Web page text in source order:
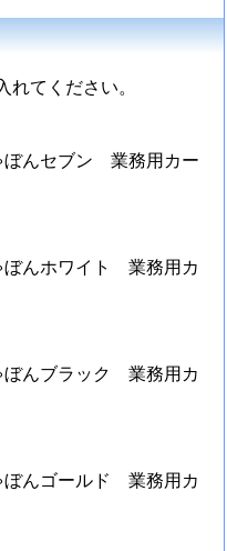
てください。
ぼんセブン 業務用カー
ぼんホワイト 業務用カ
ぼんブラック 業務用カ
ぼんゴールド 業務用カ